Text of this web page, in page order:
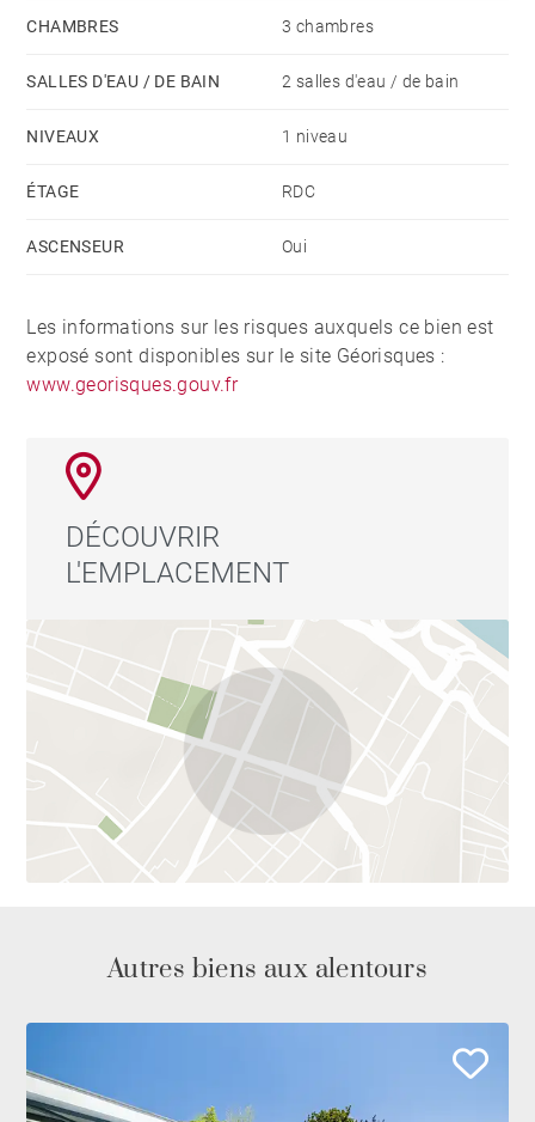
CHAMBRES 3 chambres
SALLES D'EAU / DE BAIN 2 salles d'eau / de bain
NIVEAUX 1 niveau
ÉTAGE RDC
ASCENSEUR Oui
Les informations sur les risques auxquels ce bien est
exposé sont disponibles sur le site Géorisques :
www.georisques.gouv.fr
DÉCOUVRIR
L'EMPLACEMENT
Autres biens aux alentours